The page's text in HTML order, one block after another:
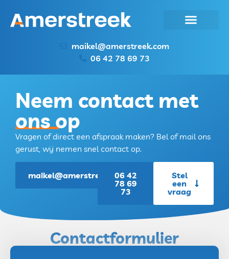
maikel@amerstreek.com
06 42 78 69 73
Neem contact met
ons op
Vragen of direct een afspraak maken? Bel of mail ons
gerust, wij nemen snel contact op.
maikel@amerstreek.com
06 42
78 69
73
Stel
een
vraag
Contactformulier